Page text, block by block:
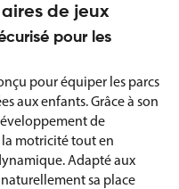
de jeux
pour les
pour équiper les parcs
aux enfants. Grâce à son
de
motricité tout en
Adapté aux
sa place